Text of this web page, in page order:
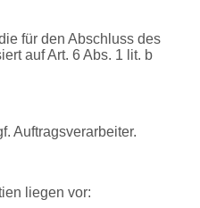
für den Abschluss des
auf Art. 6 Abs. 1 lit. b
Auftragsverarbeiter.
liegen vor: